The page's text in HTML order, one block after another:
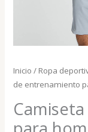
Inicio / Ropa
de entrenamiento